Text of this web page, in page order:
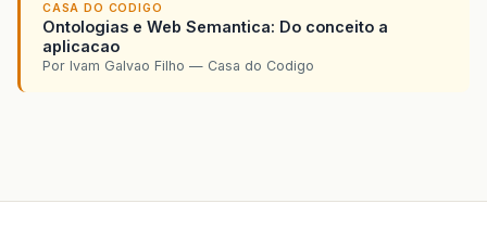
CASA DO CODIGO
Ontologias e Web Semantica: Do conceito a
aplicacao
Por Ivam Galvao Filho — Casa do Codigo